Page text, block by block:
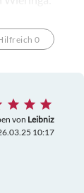
0
von Leibniz
10:17